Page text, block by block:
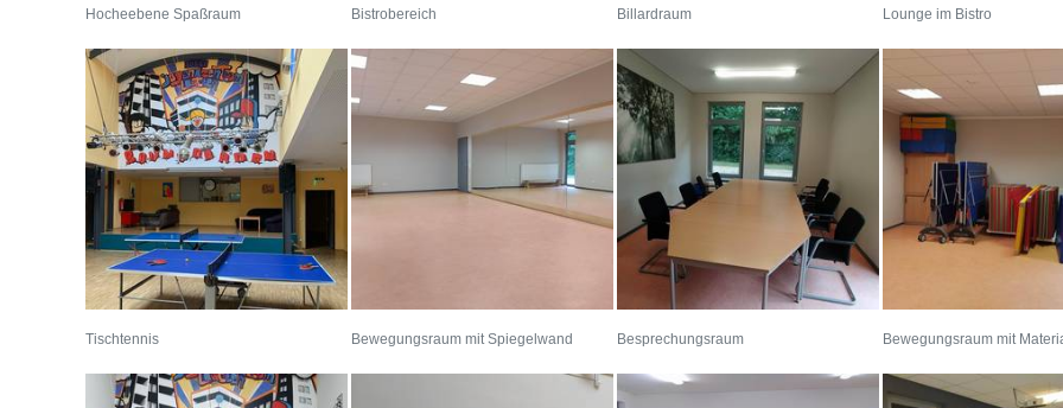
Hocheebene Spaßraum Bistrobereich Billardraum Lounge im Bistro
Tischtennis Bewegungsraum mit Spiegelwand Besprechungsraum Bewegungsraum mit